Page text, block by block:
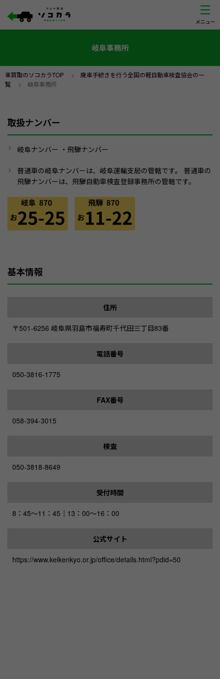
岐阜事務所
車買取のソコカラTOP > 廃車手続きを行う全国の軽自動車検査協会の一
覧 > 岐阜事務所
取扱ナンバー
岐阜ナンバー ・飛騨ナンバー
普通車の岐阜ナンバーは、岐阜運輸支局の管轄です。 普通車の
飛騨ナンバーは、飛騨自動車検査登録事務所の管轄です。
基本情報
住所
〒501-6256 岐阜県羽島市福寿町千代田三丁目83番
電話番号
050-3816-1775
FAX番号
058-394-3015
検査
050-3818-8649
受付時間
8：45～11：45｜13：00～16：00
公式サイト
https://www.keikenkyo.or.jp/office/details.html?pdid=50